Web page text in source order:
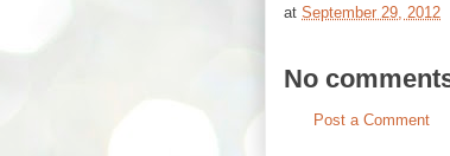
at September 29, 2012
No
Post a Comment